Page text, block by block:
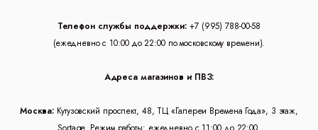
Телефон службы поддержки: +7 (995) 788-00-58
(ежедневно с 10:00 до 22:00 по московскому времени).
Адреса магазинов и ПВЗ:
Москва: Кутузовский проспект, 48, ТЦ «Галереи Времена Года», 3 этаж,